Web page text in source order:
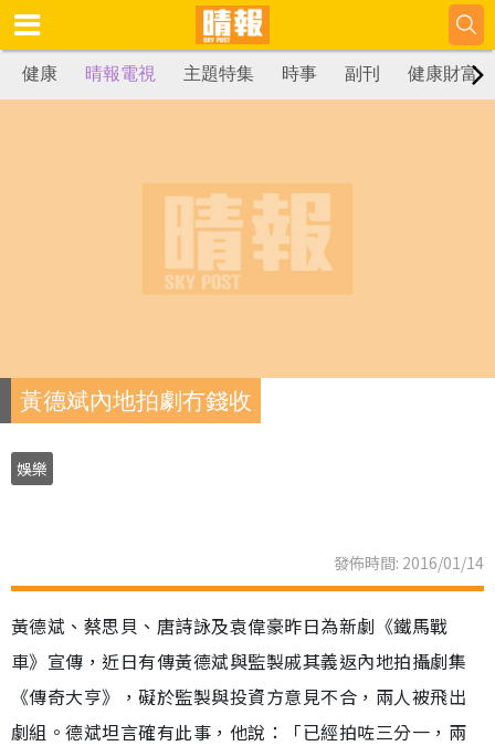
健康 晴報電視 主題特集 時事 副刊 健康財富
黃德斌內地拍劇冇錢收
娛樂
發佈時間: 2016/01/14
黃德斌、蔡思貝、唐詩詠及袁偉豪昨日為新劇《鐵馬戰
車》宣傳，近日有傳黃德斌與監製戚其義返內地拍攝劇集
《傳奇大亨》，礙於監製與投資方意見不合，兩人被飛出
劇組。德斌坦言確有此事，他說：「已經拍咗三分一，兩